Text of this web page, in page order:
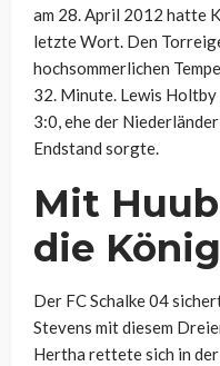
am 28. April 2012 hatte
letzte Wort. Den
hochsommerlichen
32. Minute. Lewis
3:0, ehe der
Endstand sorgte.
Mit
die
Der FC Schalke 04
Stevens mit diesem
Hertha rettete sich in